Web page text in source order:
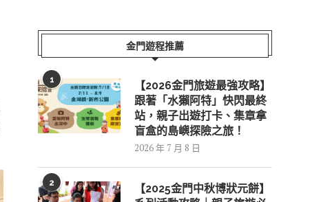
金門遊程推薦
1
【2026金門旅遊最強攻略】
跟著「水獺阿特」快閃最終
站，親子出遊打卡、集章拿
盲盒的島嶼探險之旅！
2026 年 7 月 8 日
2
【2025金門中秋博狀元餅】